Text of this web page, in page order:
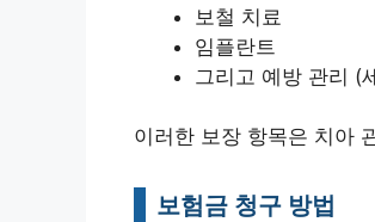
보철 치료
임플란트
그리고 예방 관리 (
이러한 보장 항목은 치아
보험금 청구 방법